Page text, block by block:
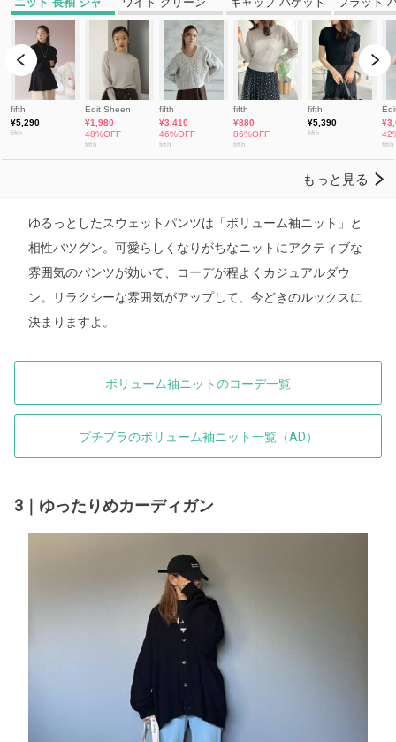
ゆるっとしたスウェットパンツは「ボリューム袖ニット」と
相性バツグン。可愛らしくなりがちなニットにアクティブな
雰囲気のパンツが効いて、コーデが程よくカジュアルダウ
ン。リラクシーな雰囲気がアップして、今どきのルックスに
決まりますよ。
ボリューム袖ニットのコーデ一覧
プチプラのボリューム袖ニット一覧（AD）
3｜ゆったりめカーディガン